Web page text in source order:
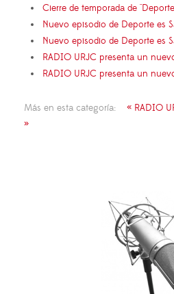
Cierre de temporada de
Nuevo episodio de Deporte es
Nuevo episodio de Deporte es
RADIO URJC presenta un
RADIO URJC presenta un
Más en esta categoría: « RADIO
»